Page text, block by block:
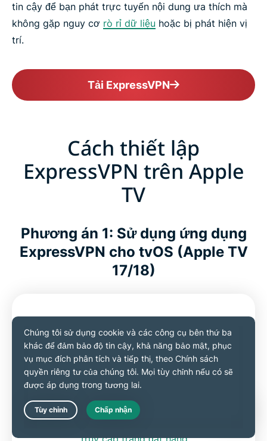
tin cậy để bạn phát trực tuyến nội dung ưa thích mà
không gặp nguy cơ rò rỉ dữ liệu hoặc bị phát hiện vị
trí.
Tải ExpressVPN
Cách thiết lập
ExpressVPN trên Apple
TV
Phương án 1: Sử dụng ứng dụng
ExpressVPN cho tvOS (Apple TV
17/18)
Đăng ký ExpressVPN